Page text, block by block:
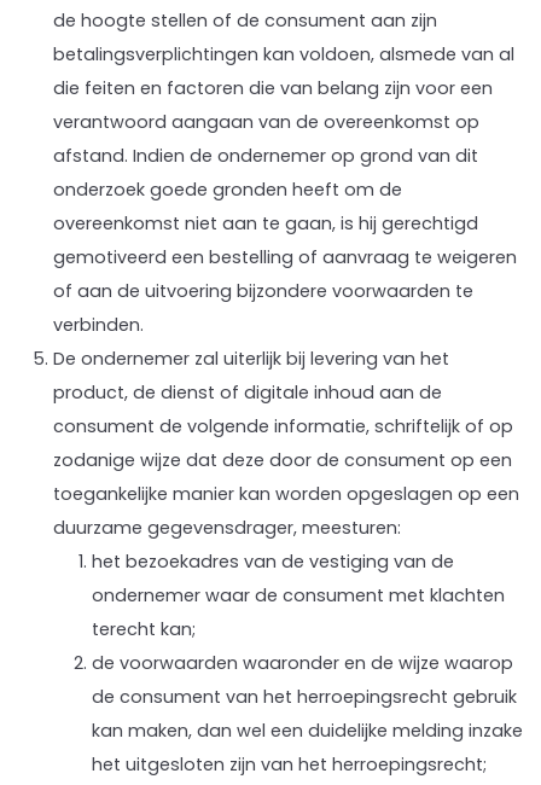
de hoogte stellen of de consument aan zijn
betalingsverplichtingen kan voldoen, alsmede van al
die feiten en factoren die van belang zijn voor een
verantwoord aangaan van de overeenkomst op
afstand. Indien de ondernemer op grond van dit
onderzoek goede gronden heeft om de
overeenkomst niet aan te gaan, is hij gerechtigd
gemotiveerd een bestelling of aanvraag te weigeren
of aan de uitvoering bijzondere voorwaarden te
verbinden.
De ondernemer zal uiterlijk bij levering van het
product, de dienst of digitale inhoud aan de
consument de volgende informatie, schriftelijk of op
zodanige wijze dat deze door de consument op een
toegankelijke manier kan worden opgeslagen op een
duurzame gegevensdrager, meesturen:
het bezoekadres van de vestiging van de
ondernemer waar de consument met klachten
terecht kan;
de voorwaarden waaronder en de wijze waarop
de consument van het herroepingsrecht gebruik
kan maken, dan wel een duidelijke melding inzake
het uitgesloten zijn van het herroepingsrecht;